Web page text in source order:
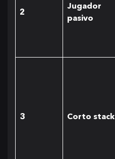
2
Jugador
pasivo
3 Corto stack